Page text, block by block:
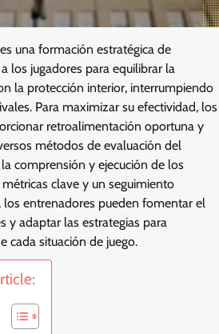
una formación estratégica de
los jugadores para equilibrar la
la protección interior, interrumpiendo
Para maximizar su efectividad, los
retroalimentación oportuna y
métodos de evaluación del
comprensión y ejecución de los
clave y un seguimiento
los entrenadores pueden fomentar el
y adaptar las estrategias para
cada situación de juego.